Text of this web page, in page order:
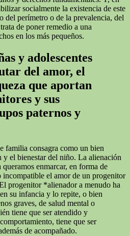
socialmente la existencia de este
del perímetro o de la prevalencia, del
de poner remedio a una
en los más pequeños.
y adolescentes
del amor, el
que aportan
y sus
paternos y
familia consagra como un bien
el bienestar del niño. La alienación
enmarcar, en forma de
incompatible el amor de un progenitor
progenitor *alienador a menudo ha
su infancia y lo repite, o bien
graves, de salud mental o
tiene que ser atendido y
tiene que ser
de acompañado.